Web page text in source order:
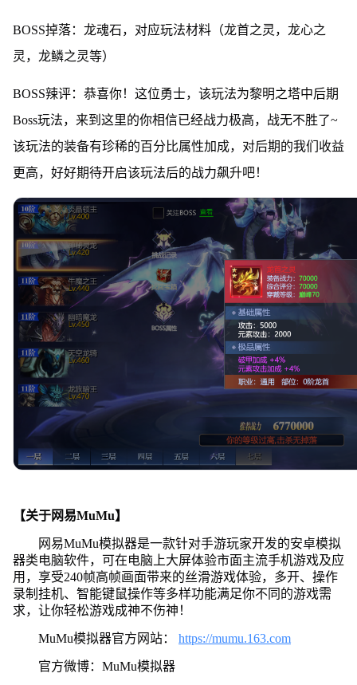
BOSS掉落：龙魂石，对应玩法材料（龙首之灵，龙心之
灵，龙鳞之灵等）
BOSS辣评：恭喜你！这位勇士，该玩法为黎明之塔中后期
Boss玩法，来到这里的你相信已经战力极高，战无不胜了~
该玩法的装备有珍稀的百分比属性加成，对后期的我们收益
更高，好好期待开启该玩法后的战力飙升吧！
【关于网易MuMu】
网易MuMu模拟器是一款针对手游玩家开发的安卓模拟
器类电脑软件，可在电脑上大屏体验市面主流手机游戏及应
用，享受240帧高帧画面带来的丝滑游戏体验，多开、操作
录制挂机、智能键鼠操作等多样功能满足你不同的游戏需
求，让你轻松游戏成神不伤神！
MuMu模拟器官方网站： https://mumu.163.com
官方微博：MuMu模拟器